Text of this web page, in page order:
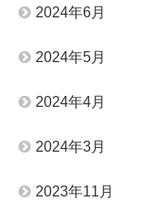
2024年6月
2024年5月
2024年4月
2024年3月
2023年11月